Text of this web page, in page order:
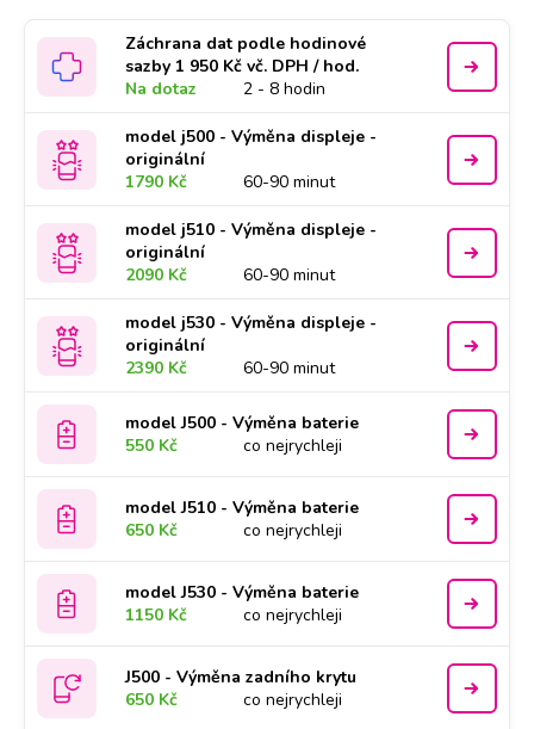
Záchrana dat podle hodinové
sazby 1 950 Kč vč. DPH / hod.
Na dotaz
2 - 8 hodin
model j500 - Výměna displeje -
originální
1790 Kč
60-90 minut
model j510 - Výměna displeje -
originální
2090 Kč
60-90 minut
model j530 - Výměna displeje -
originální
2390 Kč
60-90 minut
model J500 - Výměna baterie
550 Kč
co nejrychleji
model J510 - Výměna baterie
650 Kč
co nejrychleji
model J530 - Výměna baterie
1150 Kč
co nejrychleji
J500 - Výměna zadního krytu
650 Kč
co nejrychleji